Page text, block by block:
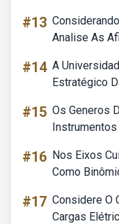
#13
Analise As
#14 A
Estratégico
#15 Os Generos
#16 Nos Eixos
Como
#17 Considere O
Cargas